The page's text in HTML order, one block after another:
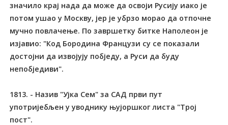
значило крај нада да може да освоји Русију иако је
потом ушао у Москву, јер је убрзо морао да отпочне
мучно повлачење. По завршетку битке Наполеон је
изјавио: "Код Бородина Французи су се показали
достојни да извојују побједу, а Руси да буду
непобједиви".
1813. - Назив "Ујка Сем" за САД први пут
употријебљен у уводнику њујоршког листа "Трој
пост".